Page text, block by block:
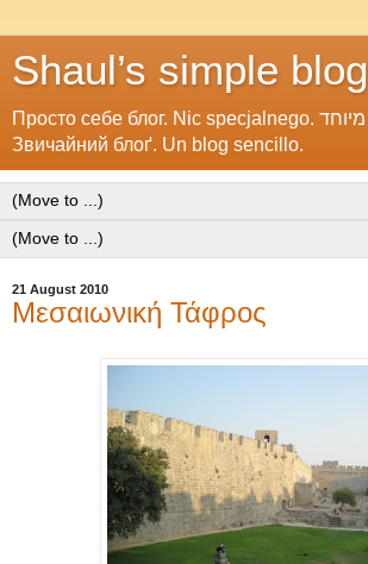
Shaul’s simple blog
Просто себе блог. Nic specjalnego. שום דבר מיוחד.
Звичайний блоґ. Un blog sencillo.
21 August 2010
Μεσαιωνική Τάφρος